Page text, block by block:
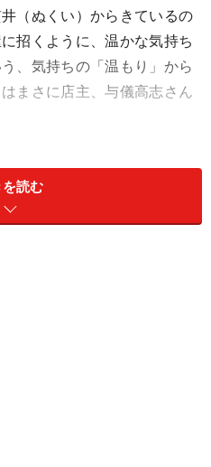
（ぬくい）からきているの
招くように、温かな気持ち
、気持ちの「温もり」から
まさに店主、与儀高志さん
リカの昔ながらのパンメー
読む